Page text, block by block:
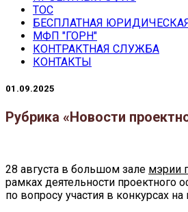
ТОС
БЕСПЛАТНАЯ
МФП "ГОРН"
КОНТРАКТНАЯ СЛУЖБА
КОНТАКТЫ
01.09.2025
Рубрика «Новости
28 августа в большом зале мэрии
рамках деятельности проектного
по вопросу участия в конкурсах на